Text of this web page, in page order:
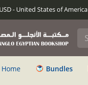
USD - United States of America
Home Bundles